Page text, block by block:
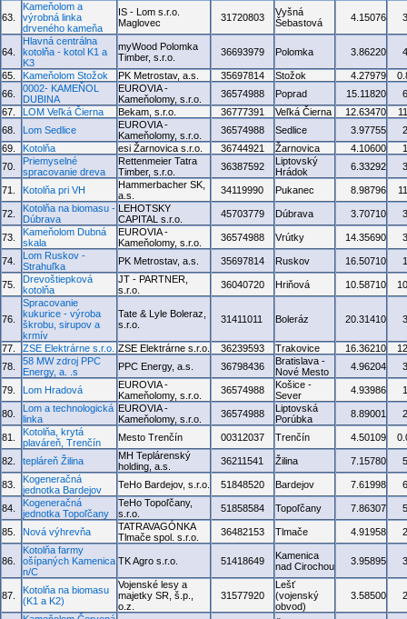
63.
Kameňolom a
výrobná linka
drveného kameňa
IS - Lom s.r.o.
Maglovec
31720803
Vyšná
Šebastová
4.15076
64.
Hlavná centrálna
kotolňa - kotol K1 a
K3
myWood Polomka
Timber, s.r.o.
36693979 Polomka 3.86220
65. Kameňolom Stožok PK Metrostav, a.s. 35697814 Stožok 4.27979
66.
0002- KAMEŇOL
DUBINA
EUROVIA -
Kameňolomy, s.r.o.
36574988 Poprad 15.11820
67.
LOM Veľká Čierna Bekam, s.r.o. 36777391 Veľká Čierna 12.63470
68.
Lom Sedlice
EUROVIA -
Kameňolomy, s.r.o.
36574988 Sedlice 3.97755
69.
Kotolňa esi Žarnovica s.r.o. 36744921 Žarnovica 4.10600
70.
Priemyselné
spracovanie dreva
Rettenmeier Tatra
Timber, s.r.o.
36387592
Liptovský
Hrádok
6.33292
71. Kotolňa pri VH
Hammerbacher SK,
a.s.
34119990 Pukanec 8.98796
72.
Kotolňa na biomasu -
Dúbrava
LEHOTSKY
CAPITAL s.r.o.
45703779 Dúbrava 3.70710
73.
Kameňolom Dubná
skala
EUROVIA -
Kameňolomy, s.r.o.
36574988 Vrútky 14.35690
74.
Lom Ruskov -
Strahuľka
PK Metrostav, a.s. 35697814 Ruskov 16.50710
75.
Drevoštiepková
kotolňa
JT - PARTNER,
s.r.o.
36040720 Hriňová 10.58710
76.
Spracovanie
kukurice - výroba
škrobu, sirupov a
krmív
Tate & Lyle Boleraz,
s.r.o.
31411011 Boleráz 20.31410
77. ZSE Elektrárne s.r.o. ZSE Elektrárne s.r.o. 36239593 Trakovice 16.36210
78.
58 MW zdroj PPC
Energy, a. .s
PPC Energy, a.s. 36798436
Bratislava -
Nové Mesto
4.96204
79. Lom Hradová
EUROVIA -
Kameňolomy, s.r.o.
36574988
Košice -
Sever
4.93986
80.
Lom a technologická
linka
EUROVIA -
Kameňolomy, s.r.o.
36574988
Liptovská
Porúbka
8.89001
81.
Kotolňa, krytá
plaváreň, Trenčín
Mesto Trenčín 00312037 Trenčín 4.50109
82. tepláreň Žilina
MH Teplárenský
holding, a.s.
36211541 Žilina 7.15780
83.
Kogeneračná
jednotka Bardejov
TeHo Bardejov, s.r.o. 51848520 Bardejov 7.61998
84.
Kogeneračná
jednotka Topoľčany
TeHo Topoľčany,
s.r.o.
51858584 Topoľčany 7.86307
85. Nová výhrevňa
TATRAVAGÓNKA
Tlmače spol. s.r.o.
36482153 Tlmače 4.91958
86.
Kotolňa farmy
ošípaných Kamenica
n/C
TK Agro s.r.o. 51418649
Kamenica
nad Cirochou
3.95895
87.
Kotolňa na biomasu
(K1 a K2)
Vojenské lesy a
majetky SR, š.p.,
o.z.
31577920
Lešť
(vojenský
obvod)
3.58500